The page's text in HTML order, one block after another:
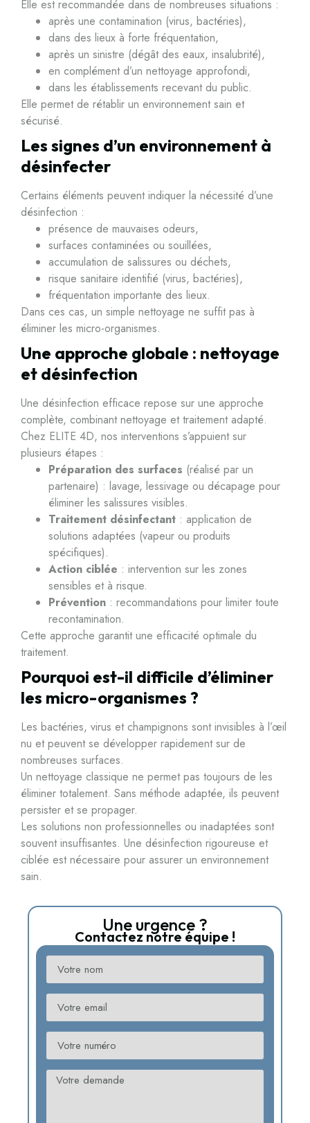
Une urgence ?
Contactez notre équipe !
Elle est recommandée dans de nombreuses situations :
après une contamination (virus, bactéries),
dans des lieux à forte fréquentation,
après un sinistre (dégât des eaux, insalubrité),
en complément d’un nettoyage approfondi,
dans les établissements recevant du public.
Elle permet de rétablir un environnement sain et
sécurisé.
Les signes d’un environnement à
désinfecter
Certains éléments peuvent indiquer la nécessité d’une
désinfection :
présence de mauvaises odeurs,
surfaces contaminées ou souillées,
accumulation de salissures ou déchets,
risque sanitaire identifié (virus, bactéries),
fréquentation importante des lieux.
Dans ces cas, un simple nettoyage ne suffit pas à
éliminer les micro-organismes.
Une approche globale : nettoyage
et désinfection
Une désinfection efficace repose sur une approche
complète, combinant nettoyage et traitement adapté.
Chez ELITE 4D, nos interventions s’appuient sur
plusieurs étapes :
Préparation des surfaces (réalisé par un
partenaire) : lavage, lessivage ou décapage pour
éliminer les salissures visibles.
Traitement désinfectant : application de
solutions adaptées (vapeur ou produits
spécifiques).
Action ciblée : intervention sur les zones
sensibles et à risque.
Prévention : recommandations pour limiter toute
recontamination.
Cette approche garantit une efficacité optimale du
traitement.
Pourquoi est-il difficile d’éliminer
les micro-organismes ?
Les bactéries, virus et champignons sont invisibles à l’œil
nu et peuvent se développer rapidement sur de
nombreuses surfaces.
Un nettoyage classique ne permet pas toujours de les
éliminer totalement. Sans méthode adaptée, ils peuvent
persister et se propager.
Les solutions non professionnelles ou inadaptées sont
souvent insuffisantes. Une désinfection rigoureuse et
ciblée est nécessaire pour assurer un environnement
sain.